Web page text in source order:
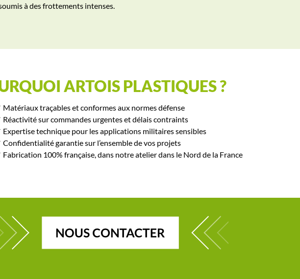
à des frottements intenses.
ARTOIS PLASTIQUES ?
Matériaux traçables et conformes aux normes défense
Réactivité sur commandes urgentes et délais contraints
Expertise technique pour les applications militaires sensibles
Confidentialité garantie sur l’ensemble de vos projets
Fabrication 100% française, dans notre atelier dans le Nord de la France